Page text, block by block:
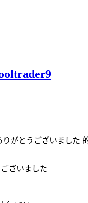
ざいました